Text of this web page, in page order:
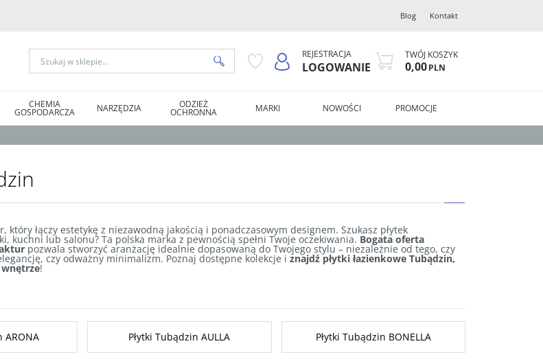
Blog Kontakt
REJESTRACJA
LOGOWANIE
TWÓJ KOSZYK
0,00PLN
CHEMIA
GOSPODARCZA NARZĘDZIA ODZIEŻ
OCHRONNA MARKI NOWOŚCI PROMOCJE
który łączy estetykę z niezawodną jakością i ponadczasowym designem. Szukasz płytek
kuchni lub salonu? Ta polska marka z pewnością spełni Twoje oczekiwania. Bogata oferta
pozwala stworzyć aranżację idealnie dopasowaną do Twojego stylu – niezależnie od tego, czy
czy odważny minimalizm. Poznaj dostępne kolekcje i znajdź płytki łazienkowe Tubądzin,
!
ARONA Płytki Tubądzin AULLA Płytki Tubądzin BONELLA